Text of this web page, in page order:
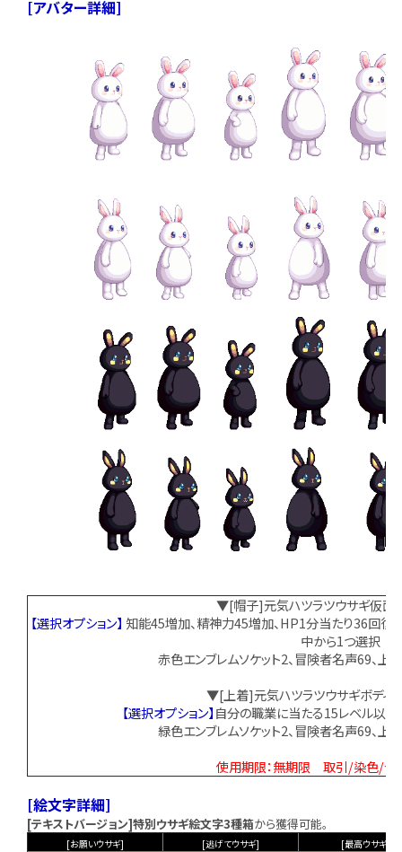
[アバター詳細]
▼[帽子]元気ハツラツウサギ仮面
【選択オプション】 知能45増加、精神力45増加、HP1分当たり36回復
中から1つ選択
赤色エンブレムソケット2、冒険者名声69、上
▼[上着]元気ハツラツウサギボディ
【選択オプション】自分の職業に当たる15レベル以
緑色エンブレムソケット2、冒険者名声69、上
使用期限：無期限 取引/染色/合
[絵文字詳細]
[テキストバージョン]特別ウサギ絵文字3種箱から獲得可能。
[お願いウサギ] [逃げてウサギ] [最高ウサギ]